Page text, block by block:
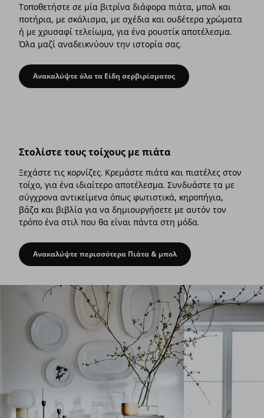
Τοποθετήστε σε μία βιτρίνα διάφορα πιάτα, μπολ και
ποτήρια, με σκάλισμα, με σχέδια και ουδέτερα χρώματα
ή με χρυσαφί τελείωμα, για ένα ρουστίκ αποτέλεσμα.
Όλα μαζί αναδεικνύουν την ιστορία σας.
Χώρος αποθήκευσης για όλα τα είδη
Ανακαλύψτε όλα τα Είδη σερβιρίσματος
Στολίστε τους τοίχους με πιάτα
Ξεχάστε τις κορνίζες. Κρεμάστε πιάτα και πιατέλες στον
τοίχο, για ένα ιδιαίτερο αποτέλεσμα. Συνδυάστε τα με
σύγχρονα αντικείμενα όπως φωτιστικά, κηροπήγια,
βάζα και βιβλία για να δημιουργήσετε με αυτόν τον
τρόπο ένα στιλ που θα είναι πάντα στη μόδα.
Στολίστε τους τοίχους με πιάτα
Ανακαλύψτε περισσότερα Πιάτα & μπολ